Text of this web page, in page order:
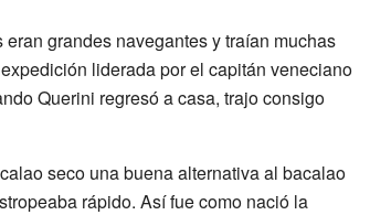
eran grandes navegantes y traían muchas
liderada por el capitán veneciano
Querini regresó a casa, trajo consigo
seco una buena alternativa al bacalao
rápido. Así fue como nació la